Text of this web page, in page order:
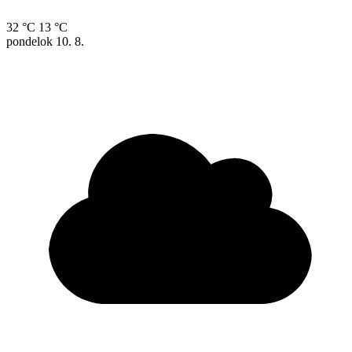
32 °C 13 °C
pondelok 10. 8.